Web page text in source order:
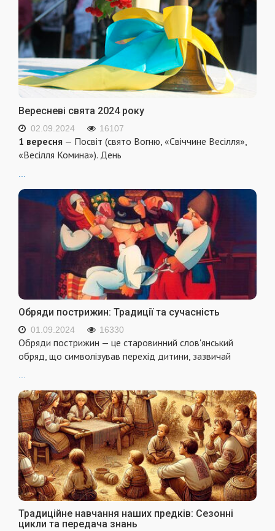
Вересневі свята 2024 року
02.09.2024 16107
1 вересня — Посвіт (свято Вогню, «Свіччине Весілля»,
«Весілля Комина»). День
Обряди пострижин: Традиції та сучасність
01.09.2024 16330
Обряди пострижин — це старовинний слов'янський
обряд, що символізував перехід дитини, зазвичай
Традиційне навчання наших предків: Сезонні
цикли та передача знань